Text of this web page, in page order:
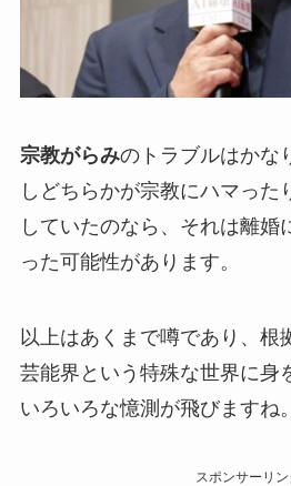
宗教がらみのトラブルはかな
しどちらかが宗教にハマった
していたのなら、それは離婚
った可能性があります。
以上はあくまで噂であり、根
芸能界という特殊な世界に身
いろいろな憶測が飛びますね。
スポンサーリン